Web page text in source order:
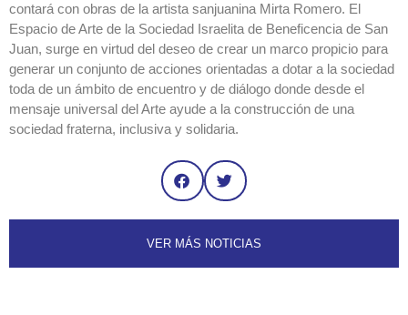
contará con obras de la artista sanjuanina Mirta Romero. El
Espacio de Arte de la Sociedad Israelita de Beneficencia de San
Juan, surge en virtud del deseo de crear un marco propicio para
generar un conjunto de acciones orientadas a dotar a la sociedad
toda de un ámbito de encuentro y de diálogo donde desde el
mensaje universal del Arte ayude a la construcción de una
sociedad fraterna, inclusiva y solidaria.
VER MÁS NOTICIAS